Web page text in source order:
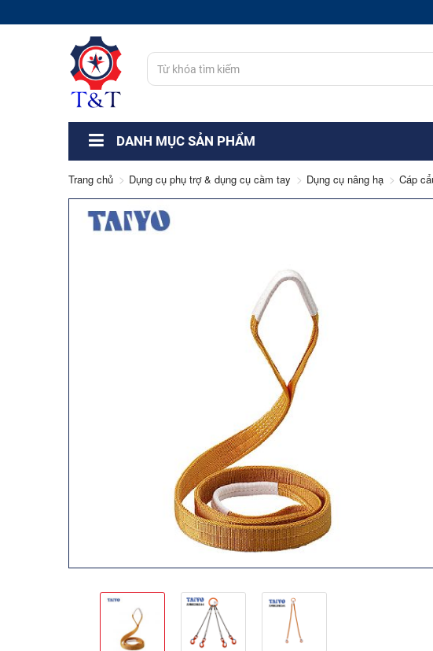
DANH MỤC SẢN PHẨM
Trang chủ Dụng cụ phụ trợ & dụng cụ cầm tay Dụng cụ nâng hạ Cáp